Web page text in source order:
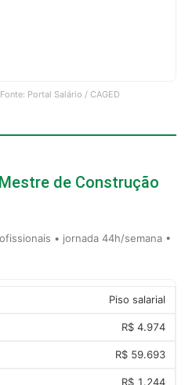
Portal Salário / CAGED
de Construção
• jornada 44h/semana •
Piso salarial
R$ 4.974
R$ 59.693
R$ 1.244